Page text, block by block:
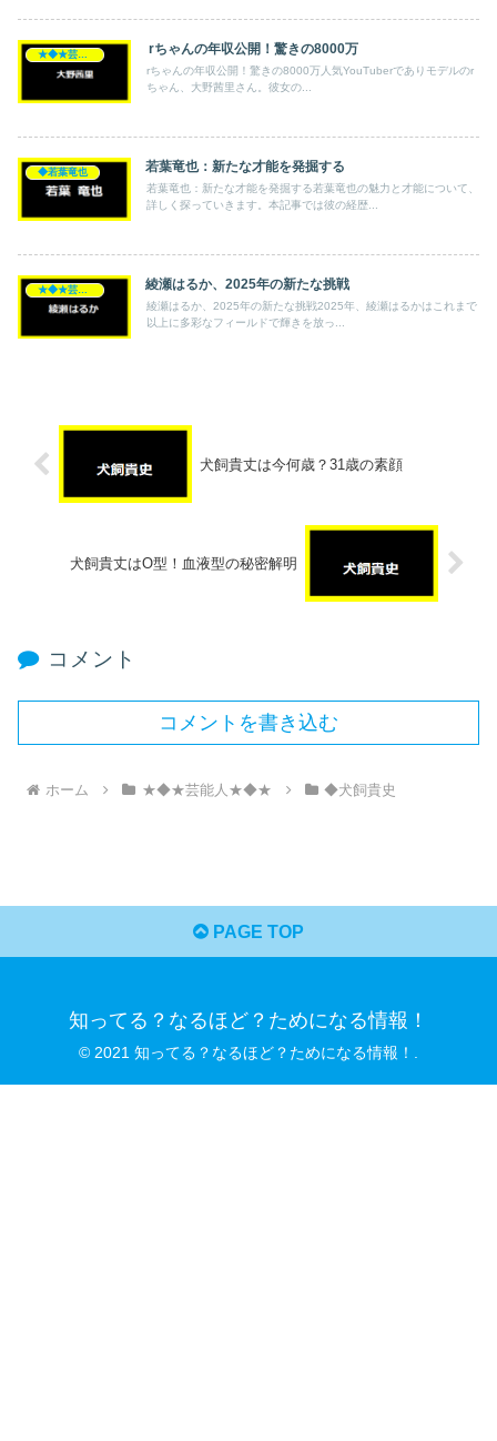
rちゃんの年収公開！驚きの8000万
rちゃんの年収公開！驚きの8000万人気YouTuberでありモデルのr
ちゃん、大野茜里さん。彼女の...
◆若葉竜也 若葉竜也：新たな才能を発掘する
若葉竜也：新たな才能を発掘する若葉竜也の魅力と才能について、
詳しく探っていきます。本記事では彼の経歴...
綾瀬はるか、2025年の新たな挑戦
綾瀬はるか、2025年の新たな挑戦2025年、綾瀬はるかはこれまで
以上に多彩なフィールドで輝きを放っ...
犬飼貴丈は今何歳？31歳の素顔
犬飼貴丈はO型！血液型の秘密解明
コメント
コメントを書き込む
ホーム ★◆★芸能人★◆★ ◆犬飼貴史
PAGE TOP
知ってる？なるほど？ためになる情報！
© 2021 知ってる？なるほど？ためになる情報！.